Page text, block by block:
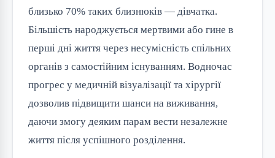
близько 70% таких близнюків — дівчатка.
Більшість народжується мертвими або гине в
перші дні життя через несумісність спільних
органів з самостійним існуванням. Водночас
прогрес у медичній візуалізації та хірургії
дозволив підвищити шанси на виживання,
даючи змогу деяким парам вести незалежне
життя після успішного розділення.